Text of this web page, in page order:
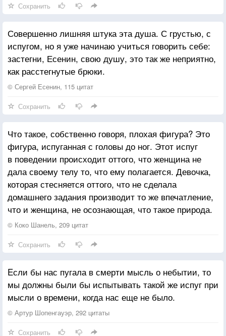
Пусть ценят вас, как цените и вы
Людей, что в вашу жизнь пришли от Бога…
Жил на бегу, за призраком в погоне,
В сетях забот и неотложных дел...
А может главное - и проворонил...
А может главное - и проглядел...
Сохранить
Совершенно лишняя штука эта душа. С грустью, с
испугом, но я уже начинаю учиться говорить себе:
застегни, Есенин, свою душу, это так же неприятно,
как расстегнутые брюки.
© Сергей Есенин, 115 цитат
Сохранить
Что такое, собственно говоря, плохая фигура? Это
фигура, испуганная с головы до ног. Этот испуг
в поведении происходит оттого, что женщина не
дала своему телу то, что ему полагается. Девочка,
которая стесняется оттого, что не сделала
домашнего задания производит то же впечатление,
что и женщина, не осознающая, что такое природа.
© Коко Шанель, 209 цитат
Сохранить
Eсли бы нас пугала в смерти мысль о небытии, то
мы должны были бы испытывать такой же испуг при
мысли о времени, когда нас еще не было.
© Артур Шопенгауэр, 292 цитаты
Сохранить